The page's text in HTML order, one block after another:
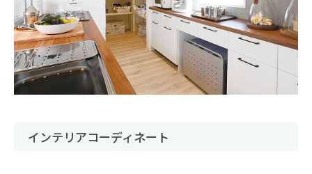
インテリアコーディネート